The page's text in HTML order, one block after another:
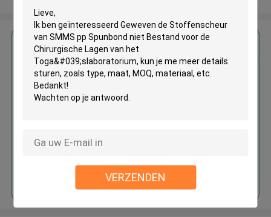
VERZENDEN
Krijg de beste prijs voor
Geweven de Stoffenscheur van
SMMS pp Spunbond niet
Doorgaan